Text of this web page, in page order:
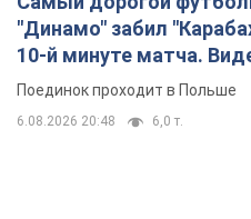
"Динамо" забил
10-й минуте матча.
Поединок проходит в Польше
6.08.2026 20:48 6,0 т.